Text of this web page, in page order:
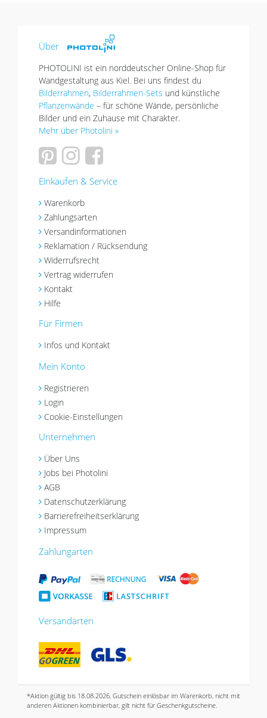
Über
PHOTOLINI ist ein norddeutscher Online-Shop für
Wandgestaltung aus Kiel. Bei uns findest du
Bilderrahmen, Bilderrahmen-Sets und künstliche
Pflanzenwände – für schöne Wände, persönliche
Bilder und ein Zuhause mit Charakter.
Mehr über Photolini »
Einkaufen & Service
Warenkorb
Zahlungsarten
Versandinformationen
Reklamation / Rücksendung
Widerrufsrecht
Vertrag widerrufen
Kontakt
Hilfe
Für Firmen
Infos und Kontakt
Mein Konto
Registrieren
Login
Cookie-Einstellungen
Unternehmen
Über Uns
Jobs bei Photolini
AGB
Datenschutzerklärung
Barrierefreiheitserklärung
Impressum
Zahlungarten
Versandarten
*Aktion gültig bis 18.08.2026, Gutschein einlösbar im Warenkorb, nicht mit
anderen Aktionen kombinierbar, gilt nicht für Geschenkgutscheine.